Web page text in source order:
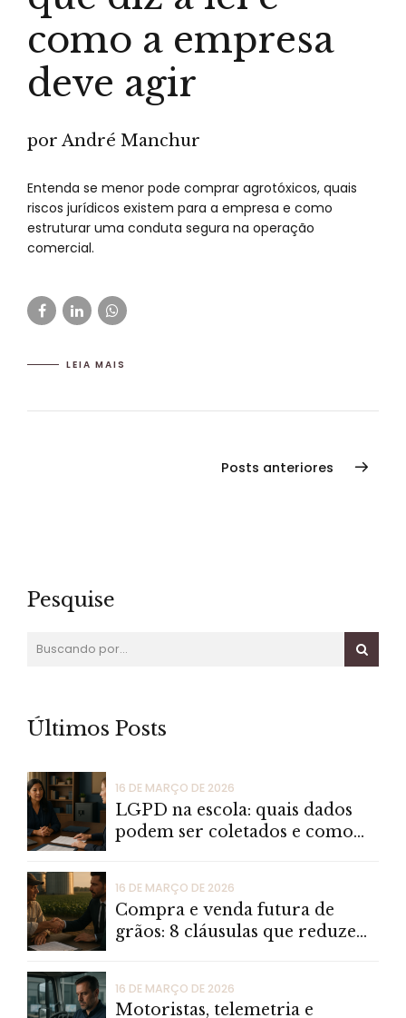
como a empresa
deve agir
por André Manchur
Entenda se menor pode comprar agrotóxicos, quais
riscos jurídicos existem para a empresa e como
estruturar uma conduta segura na operação
comercial.
LEIA MAIS
Posts anteriores
Pesquise
Últimos Posts
16 DE MARÇO DE 2026
LGPD na escola: quais dados
podem ser coletados e como
16 DE MARÇO DE 2026
Compra e venda futura de
grãos: 8 cláusulas que reduzem
16 DE MARÇO DE 2026
Motoristas, telemetria e